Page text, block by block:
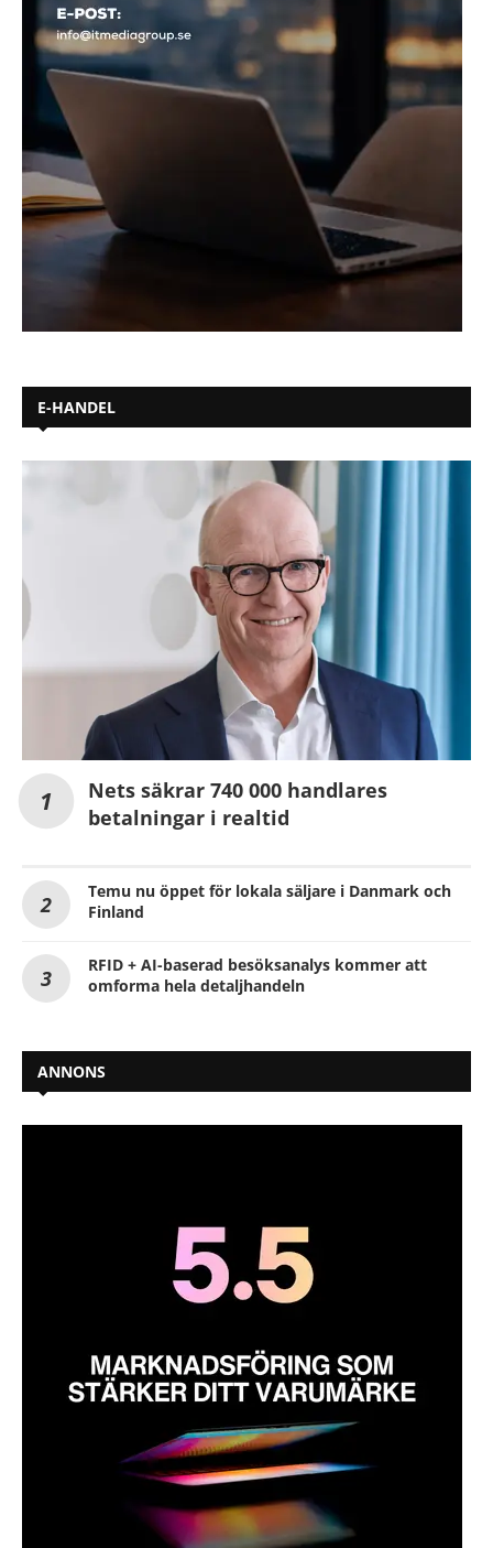
E-HANDEL
Nets säkrar 740 000 handlares
betalningar i realtid
Temu nu öppet för lokala säljare i Danmark och
Finland
RFID + AI-baserad besöksanalys kommer att
omforma hela detaljhandeln
ANNONS